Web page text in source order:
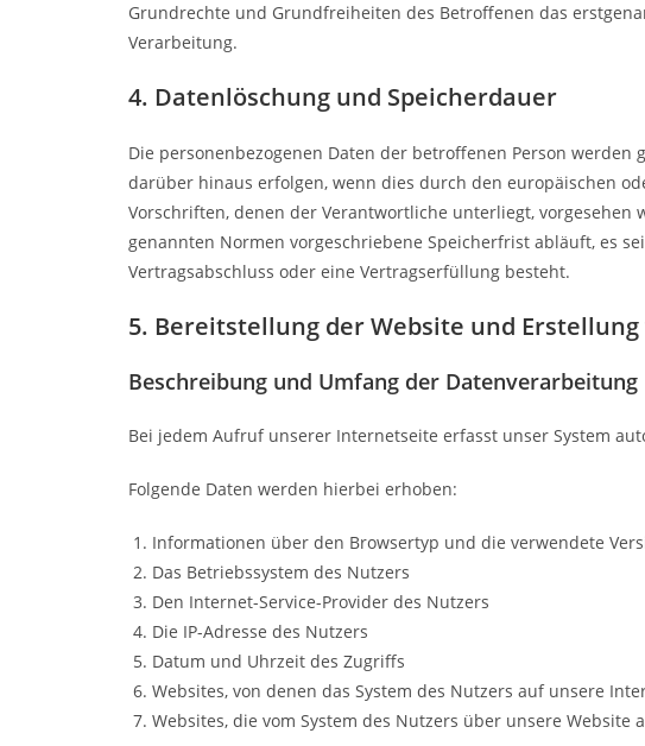
Grundrechte und Grundfreiheiten des Betroffenen das
Verarbeitung.
4. Datenlöschung und Speicherdauer
Die personenbezogenen Daten der betroffenen Person
darüber hinaus erfolgen, wenn dies durch den europäischen
Vorschriften, denen der Verantwortliche unterliegt,
genannten Normen vorgeschriebene Speicherfrist abläuft, es
Vertragsabschluss oder eine Vertragserfüllung besteht.
5. Bereitstellung der Website und Erstellung
Beschreibung und Umfang der Datenverarbeitung
Bei jedem Aufruf unserer Internetseite erfasst unser System
Folgende Daten werden hierbei erhoben:
Informationen über den Browsertyp und die verwendete
Das Betriebssystem des Nutzers
Den Internet-Service-Provider des Nutzers
Die IP-Adresse des Nutzers
Datum und Uhrzeit des Zugriffs
Websites, von denen das System des Nutzers auf unsere
Websites, die vom System des Nutzers über unsere Website